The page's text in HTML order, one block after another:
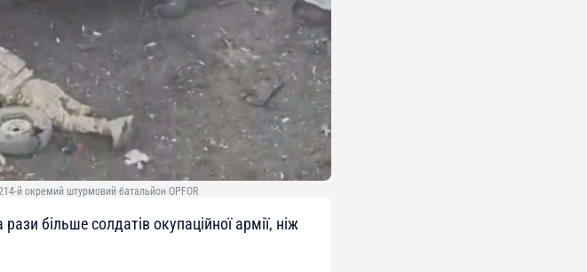
й окремий штурмовий батальйон OPFOR
більше солдатів окупаційної армії, ніж